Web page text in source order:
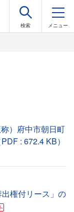
）府中市朝日町
: 672.4 KB）
権付リース」の